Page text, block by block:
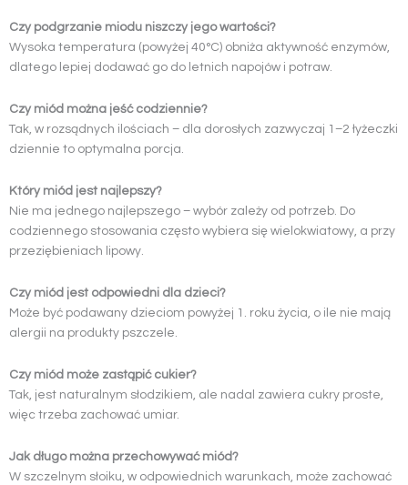
Czy podgrzanie miodu niszczy jego wartości?
Wysoka temperatura (powyżej 40°C) obniża aktywność enzymów,
dlatego lepiej dodawać go do letnich napojów i potraw.
Czy miód można jeść codziennie?
Tak, w rozsądnych ilościach – dla dorosłych zazwyczaj 1–2 łyżeczki
dziennie to optymalna porcja.
Który miód jest najlepszy?
Nie ma jednego najlepszego – wybór zależy od potrzeb. Do
codziennego stosowania często wybiera się wielokwiatowy, a przy
przeziębieniach lipowy.
Czy miód jest odpowiedni dla dzieci?
Może być podawany dzieciom powyżej 1. roku życia, o ile nie mają
alergii na produkty pszczele.
Czy miód może zastąpić cukier?
Tak, jest naturalnym słodzikiem, ale nadal zawiera cukry proste,
więc trzeba zachować umiar.
Jak długo można przechowywać miód?
W szczelnym słoiku, w odpowiednich warunkach, może zachować